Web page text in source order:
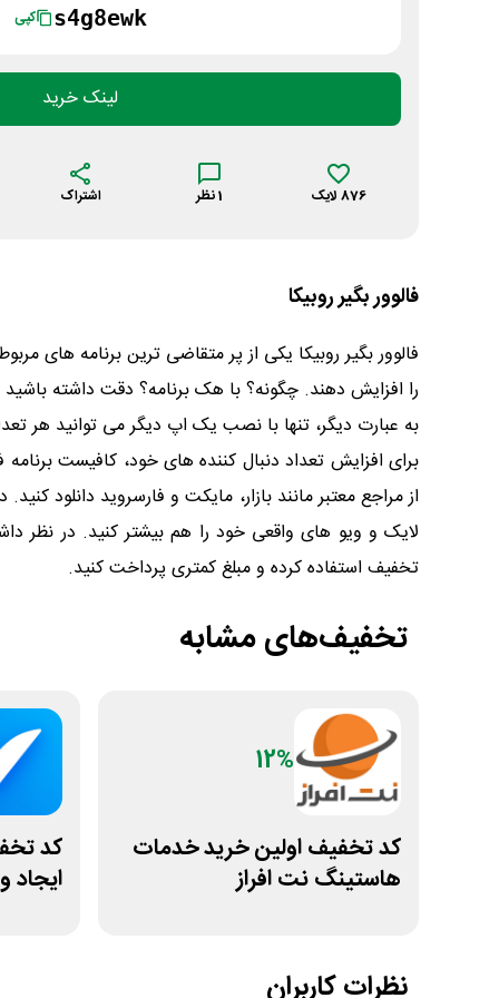
s4g8ewk کپی
لینک خرید
876 لایک 1نظر اشتراک
فالوور بگیر روبیکا
فالوور بگیر روبیکا یکی از پر متقاضی ترین برنامه های
را افزایش دهند. چگونه؟ با هک برنامه؟ دقت داشته باشید
به عبارت دیگر، تنها با نصب یک اپ دیگر می توانید هر
برای افزایش تعداد دنبال کننده های خود، کافیست
از مراجع معتبر مانند بازار، مایکت و فارسروید دانلود
لایک و ویو های واقعی خود را هم بیشتر کنید. در نظر
تخفیف استفاده کرده و مبلغ کمتری پرداخت کنید.
تخفیف‌های مشابه
12%
کد تخفیف اولین خرید خدمات
هاستینگ نت افراز
نظرات کاربران